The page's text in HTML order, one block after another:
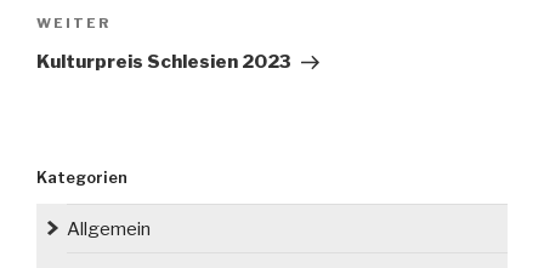
Nächster
Beitrag
WEITER
Kulturpreis Schlesien 2023
Kategorien
Allgemein